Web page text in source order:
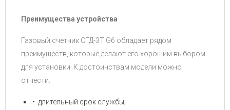
Преимущества устройства
Газовый счетчик СГД-3Т G6 обладает рядом
преимуществ, которые делают его хорошим выбором
для установки. К достоинствам модели можно
отнести:
длительный срок службы;